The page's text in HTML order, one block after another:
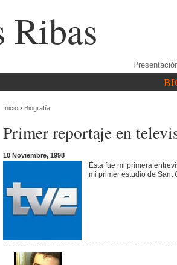
Inicio › Biografía
Primer reportaje en
10 Noviembre, 1998
Ésta fue mi primera
mi primer estudio de Sant